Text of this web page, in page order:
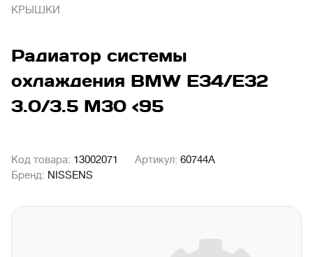
КРЫШКИ
Радиатор системы
охлаждения BMW E34/E32
3.0/3.5 M30 <95
Код товара: 13002071 Артикул: 60744A
Бренд: NISSENS